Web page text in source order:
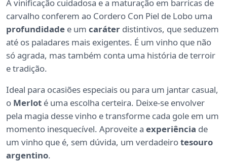
A vinificação cuidadosa e a maturação em barricas de
carvalho conferem ao Cordero Con Piel de Lobo uma
profundidade e um caráter distintivos, que seduzem
até os paladares mais exigentes. É um vinho que não
só agrada, mas também conta uma história de terroir
e tradição.
Ideal para ocasiões especiais ou para um jantar casual,
o Merlot é uma escolha certeira. Deixe-se envolver
pela magia desse vinho e transforme cada gole em um
momento inesquecível. Aproveite a experiência de
um vinho que é, sem dúvida, um verdadeirotesouro
argentino.